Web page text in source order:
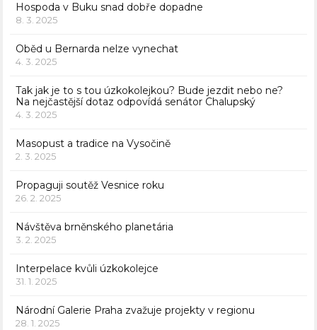
Hospoda v Buku snad dobře dopadne
8. 3. 2025
Oběd u Bernarda nelze vynechat
4. 3. 2025
Tak jak je to s tou úzkokolejkou? Bude jezdit nebo ne?
Na nejčastější dotaz odpovídá senátor Chalupský
4. 3. 2025
Masopust a tradice na Vysočině
2. 3. 2025
Propaguji soutěž Vesnice roku
26. 2. 2025
Návštěva brněnského planetária
3. 2. 2025
Interpelace kvůli úzkokolejce
31. 1. 2025
Národní Galerie Praha zvažuje projekty v regionu
28. 1. 2025